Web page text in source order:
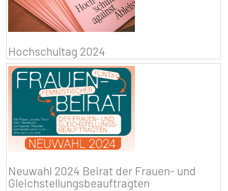
Hochschultag 2024
Neuwahl 2024 Beirat der Frauen- und
Gleichstellungsbeauftragten